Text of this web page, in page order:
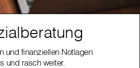
und finanziellen Notlagen
und rasch weiter.